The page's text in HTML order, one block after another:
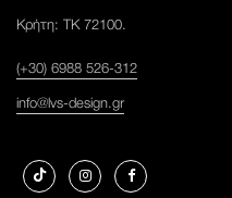
Κρήτη: ΤΚ 72100.
(+30) 6988 526-312
info@lvs-design.gr